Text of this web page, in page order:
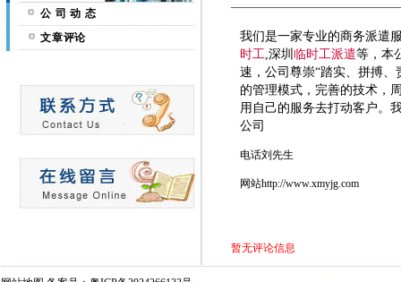
公 司 动 态
文章评论
我们是一家专业的商务派遣
时工,深圳 临时工派遣等，本
速，公司尊崇“踏实、拼搏
的管理模式，完善的技术，
用自己的服务去打动客户。
公司
电话刘先生
网站http://www.xmyjg.com
暂无评论信息